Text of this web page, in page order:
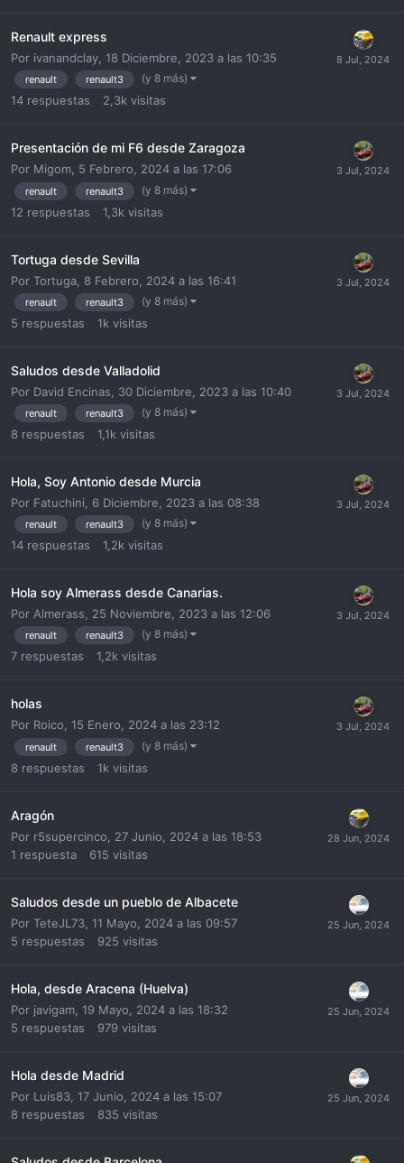
Renault express
Por ivanandclay, 18 Diciembre, 2023 a las 10:35
renault renault3 (y 8 más)
14 respuestas 2,3k visitas
Presentación de mi F6 desde Zaragoza
Por Migom, 5 Febrero, 2024 a las 17:06
renault renault3 (y 8 más)
12 respuestas 1,3k visitas
Tortuga desde Sevilla
Por Tortuga 8 Febrero, 2024 a las 16:41
renault renault3 (y 8 más)
5 respuestas 1k visitas
Saludos desde Valladolid
Por David Encinas 30 Diciembre, 2023 a las 10:40
renault renault3 (y 8 más)
8 respuestas 1,1k visitas
Hola, Soy Antonio desde Murcia
Por Fatuchini 6 Diciembre, 2023 a las 08:38
renault renault3 (y 8 más)
14 respuestas 1,2k visitas
Hola soy Almerass desde Canarias.
Por Almerass, 25 Noviembre, 2023 a las 12:06
renault renault3 (y 8 más)
7 respuestas 1,2k visitas
holas
Por Roico, 15 Enero, 2024 a las 23:12
renault renault3 (y 8 más)
8 respuestas 1k visitas
Aragón
Por r5supercinco
27 Junio, 2024 a las 18:53
1 respuesta 615 visitas
Saludos desde un pueblo de Albacete
Por TeteJL73 11 Mayo, 2024 a las 09:57
5 respuestas 925 visitas
Hola, desde Aracena (Huelva)
Por javigam 19 Mayo, 2024 a las 18:32
5 respuestas 979 visitas
Hola desde Madrid
Por Luis83 17 Junio, 2024 a las 15:07
8 respuestas 835 visitas